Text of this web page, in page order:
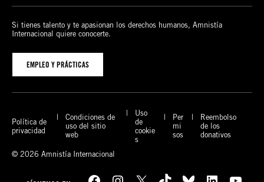
Si tienes talento y te apasionan los derechos humanos, Amnistía
Internacional quiere conocerte.
EMPLEO Y PRÁCTICAS
Política de
privacidad
Condiciones de
uso del sitio
web
Uso
de
cookie
s
Per
mi
sos
Reembolso
de los
donativos
© 2026 Amnistía Internacional